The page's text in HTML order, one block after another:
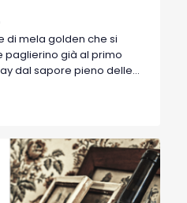
di mela golden che si
paglierino già al primo
dal sapore pieno delle
i vigneti della tenuta
nel mar Jonio. Un
e che ben si accompagna